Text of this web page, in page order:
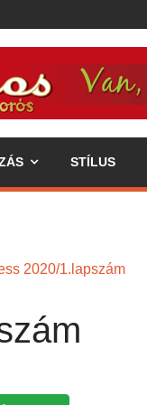
STÍLUS
előnyök
2020/1.lapszám